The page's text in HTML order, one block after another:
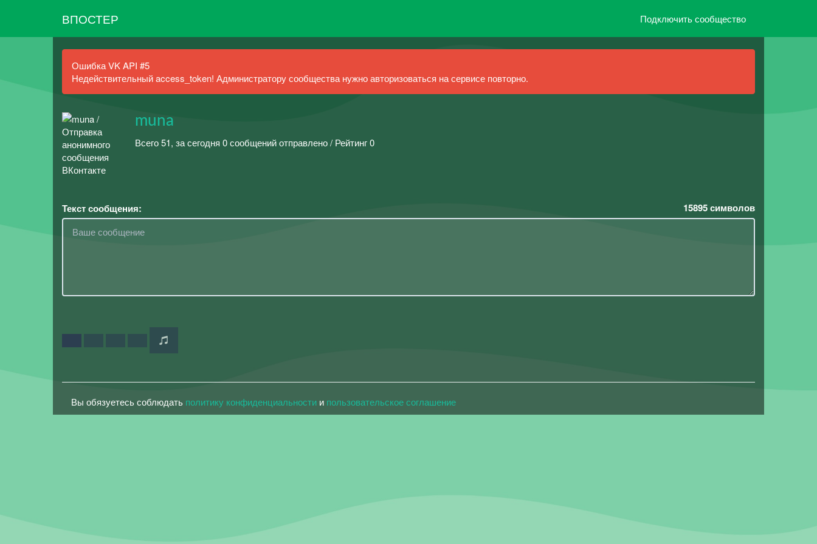
ВПОСТЕР Подключить сообщество
Ошибка VK API #5
Недействительный access_token! Администратору сообщества нужно авторизоваться на сервисе повторно.
muna
Всего 51, за сегодня 0 сообщений отправлено / Рейтинг 0
Текст сообщения: 15895символов
Вы обязуетесь соблюдать политику конфиденциальности и пользовательское соглашение